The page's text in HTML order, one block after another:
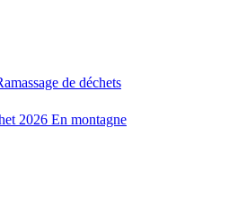
de déchets
2026 En montagne